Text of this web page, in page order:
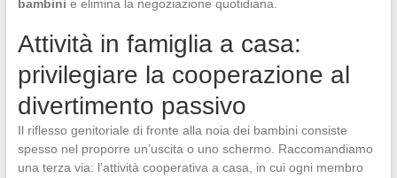
bambini e elimina la negoziazione quotidiana.
Attività in famiglia a casa:
privilegiare la cooperazione al
divertimento passivo
Il riflesso genitoriale di fronte alla noia dei bambini consiste
spesso nel proporre un’uscita o uno schermo. Raccomandiamo
una terza via: l’attività cooperativa a casa, in cui ogni membro